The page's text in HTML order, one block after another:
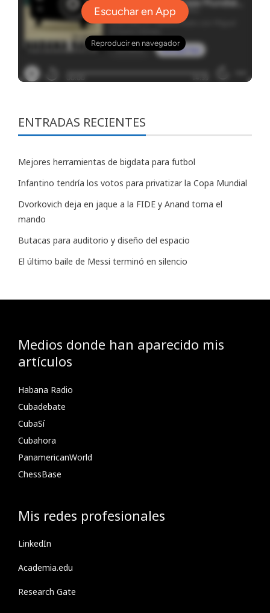
ENTRADAS RECIENTES
Mejores herramientas de bigdata para futbol
Infantino tendría los votos para privatizar la Copa Mundial
Dvorkovich deja en jaque a la FIDE y Anand toma el
mando
Butacas para auditorio y diseño del espacio
El último baile de Messi terminó en silencio
Medios donde han aparecido mis
artículos
Habana Radio
Cubadebate
CubaSí
Cubahora
PanamericanWorld
ChessBase
Mis redes profesionales
LinkedIn
Academia.edu
Research Gate